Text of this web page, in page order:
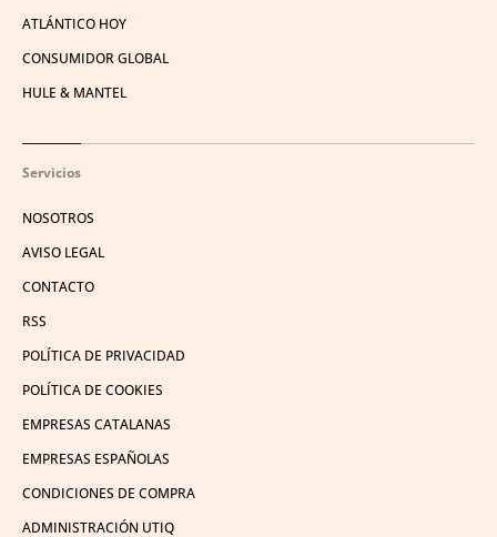
ATLÁNTICO HOY
CONSUMIDOR GLOBAL
HULE & MANTEL
Servicios
NOSOTROS
AVISO LEGAL
CONTACTO
RSS
POLÍTICA DE PRIVACIDAD
POLÍTICA DE COOKIES
EMPRESAS CATALANAS
EMPRESAS ESPAÑOLAS
CONDICIONES DE COMPRA
ADMINISTRACIÓN UTIQ